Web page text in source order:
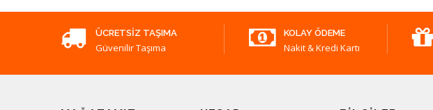
ÜCRETSIZ TAŞIMA
Güvenilir Taşıma
KOLAY ÖDEME
Nakit & Kredi Kartı